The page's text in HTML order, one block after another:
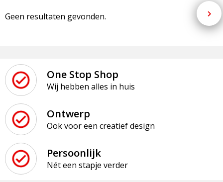
Geen resultaten gevonden.
One Stop Shop
Wij hebben alles in huis
Ontwerp
Ook voor een creatief design
Persoonlijk
Nét een stapje verder